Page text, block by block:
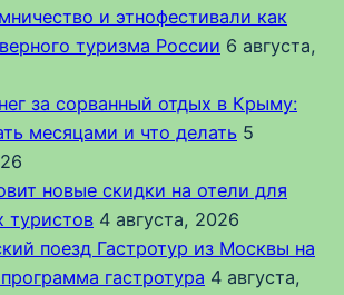
и этнофестивали как
туризма России 6 августа,
за сорванный отдых в Крыму:
месяцами и что делать 5
новые скидки на отели для
туристов 4 августа, 2026
поезд Гастротур из Москвы на
гастротура 4 августа,